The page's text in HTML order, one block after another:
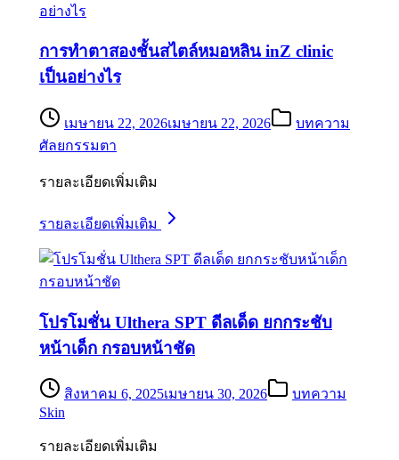
การทำตาสองชั้นสไตล์หมอหลิน inZ clinic
เป็นอย่างไร
เมษายน 22, 2026เมษายน 22, 2026
บทความ
ศัลยกรรมตา
รายละเอียดเพิ่มเติม
รายละเอียดเพิ่มเติม
โปรโมชั่น Ulthera SPT ดีลเด็ด ยกกระชับ
หน้าเด็ก กรอบหน้าชัด
สิงหาคม 6, 2025เมษายน 30, 2026
บทความ
Skin
รายละเอียดเพิ่มเติม